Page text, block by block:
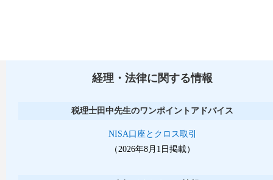
経理・法律に関する情報
税理士田中先生のワンポイントアドバイス
NISA口座とクロス取引
（2026年8月1日掲載）